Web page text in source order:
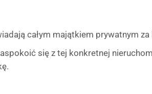
całym majątkiem prywatnym za
się z tej konkretnej